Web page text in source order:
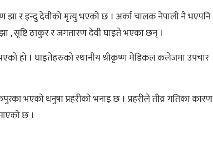
झा र इन्दु देवीको मृत्यु भएको छ । अर्का चालक नेपाली नै भएपनि
, सृष्टि ठाकुर र जगतारण देवी घाइते भएका छन् ।
हो । घाइतेहरुको स्थानीय श्रीकृष्ण मेडिकल कलेजमा उपचार
भएको धनुषा प्रहरीको भनाइ छ । प्रहरीले तीव्र गतिका कारण
छ ।